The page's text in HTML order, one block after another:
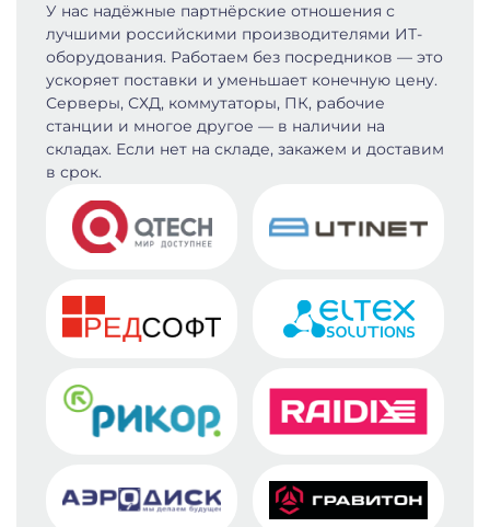
У нас надёжные партнёрские отношения с
лучшими российскими производителями ИТ-
оборудования. Работаем без посредников — это
ускоряет поставки и уменьшает конечную цену.
Серверы, СХД, коммутаторы, ПК, рабочие
станции и многое другое — в наличии на
складах. Если нет на складе, закажем и доставим
в срок.